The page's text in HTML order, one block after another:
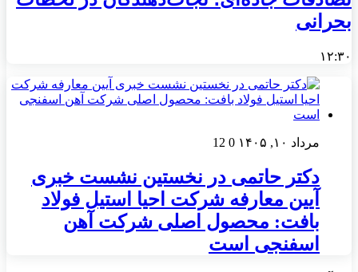
بحرانی
۱۲:۳۰
مرداد ۱۰, ۱۴۰۵ 0
12
دکتر حاتمی در نخستین نشست خبری
آیین معارفه شرکت احیا استیل فولاد
بافت: محصول اصلی شرکت آهن
اسفنجی است